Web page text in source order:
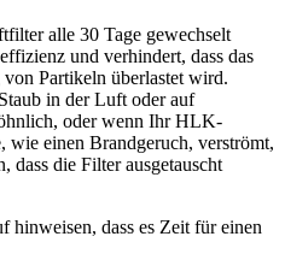
alle 30 Tage gewechselt
und verhindert, dass das
Partikeln überlastet wird.
in der Luft oder auf
oder wenn Ihr HLK-
wie einen Brandgeruch, verströmt,
dass die Filter ausgetauscht
hinweisen, dass es Zeit für einen